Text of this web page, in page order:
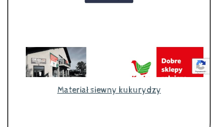
Materiał siewny kukurydzy